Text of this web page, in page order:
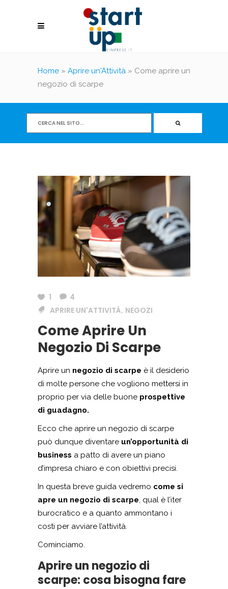
Home » Aprire un'Attività » Come aprire un
negozio di scarpe
1
4
APRIRE UN'ATTIVITÀ, NEGOZI
Come Aprire Un
Negozio Di Scarpe
Aprire un negozio di scarpe è il desiderio
di molte persone che vogliono mettersi in
proprio per via delle buone prospettive
di guadagno.
Ecco che aprire un negozio di scarpe
può dunque diventare un’opportunità di
business a patto di avere un piano
d’impresa chiaro e con obiettivi precisi.
In questa breve guida vedremo come si
apre un negozio di scarpe, qual è l’iter
burocratico e a quanto ammontano i
costi per avviare l’attività.
Cominciamo.
Aprire un negozio di
scarpe: cosa bisogna fare